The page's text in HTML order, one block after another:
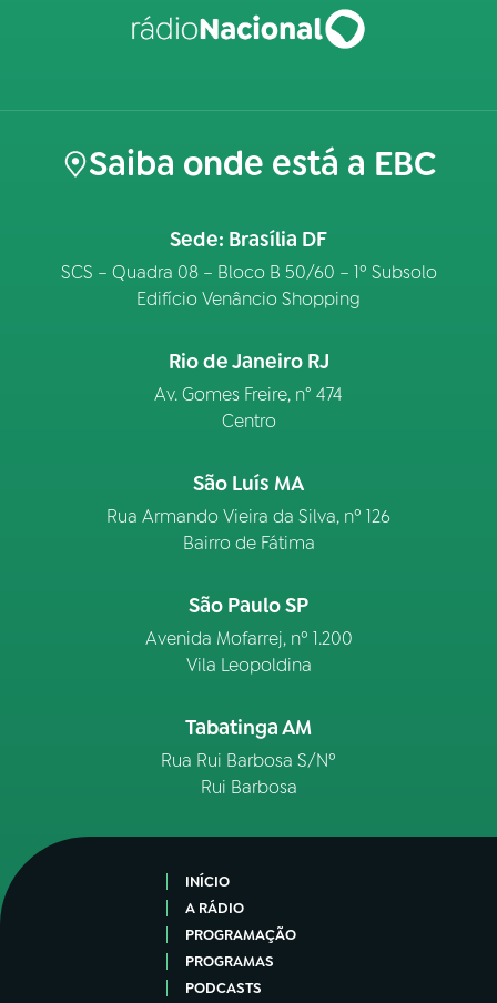
Saiba onde está a EBC
Sede: Brasília DF
SCS – Quadra 08 – Bloco B 50/60 – 1º Subsolo
Edifício Venâncio Shopping
Rio de Janeiro RJ
Av. Gomes Freire, n° 474
Centro
São Luís MA
Rua Armando Vieira da Silva, nº 126
Bairro de Fátima
São Paulo SP
Avenida Mofarrej, nº 1.200
Vila Leopoldina
Tabatinga AM
Rua Rui Barbosa S/Nº
Rui Barbosa
INÍCIO
A RÁDIO
PROGRAMAÇÃO
PROGRAMAS
PODCASTS